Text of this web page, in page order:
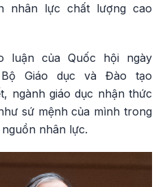
nhân lực chất lượng cao
luận của Quốc hội ngày
Bộ Giáo dục và Đào tạo
ngành giáo dục nhận thức
sứ mệnh của mình trong
nhân lực.